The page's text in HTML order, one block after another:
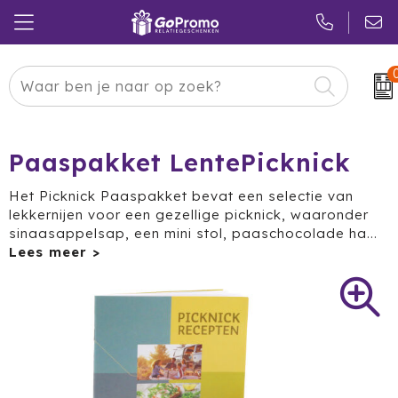
Kerstpakketten
Duurzaam
Reclamedragers
Keuken
Eten & Drinken
Carnaval
Koningsdag
Zomer
Eindejaar
24 ICE
Air Up
American Tourister
Paaspakket LentePicknick
Het Picknick Paaspakket bevat een selectie van
lekkernijen voor een gezellige picknick, waaronder
sinaasappelsap, een mini stol, paaschocolade ha...